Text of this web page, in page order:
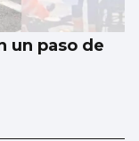
un paso de